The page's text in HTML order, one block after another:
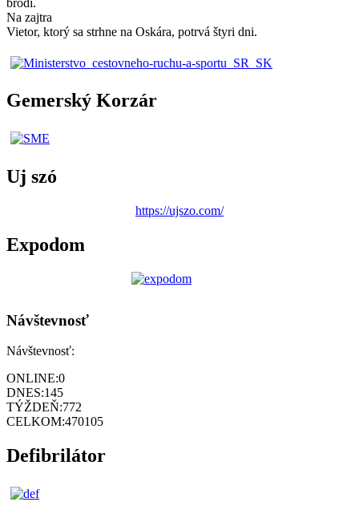
Na zajtra
Vietor, ktorý sa strhne na Oskára, potrvá štyri dni.
Gemerský Korzár
Uj szó
https://ujszo.com/
Expodom
Návštevnosť
Návštevnosť:
ONLINE:0
DNES:145
TÝŽDEŇ:772
CELKOM:470105
Defibrilátor